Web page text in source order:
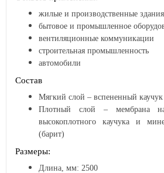
жилые и производственные здания
бытовое и промышленное
вентиляционные коммуникации
строительная промышленность
автомобили
Состав
Мягкий слой – вспененный каучук
Плотный слой – мембрана
высокоплотного каучука и
(барит)
Размеры:
Длина, мм: 2500